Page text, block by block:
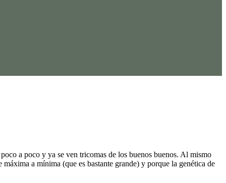
a poco y ya se ven tricomas de los buenos buenos. Al mismo
a mínima (que es bastante grande) y porque la genética de